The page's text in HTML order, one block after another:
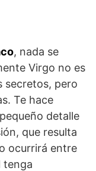
, nada se
Virgo no es
secretos, pero
Te hace
detalle
que resulta
ocurrirá entre
tenga